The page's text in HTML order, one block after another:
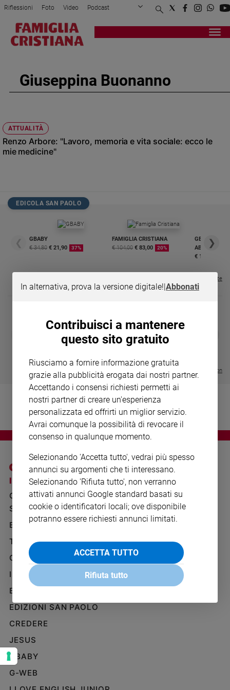
Attualità
Politica
Mondo
e
giustizia
Sport
Papa
Chiesa
spiritualità
Società
e
Ambiente
e
Aziende
di
Caso
della
settimana
Diversità
e
Costume
Cultura
e
spettacoli
Riflessioni Foto Video Podcast
Privacy Policy Chi siamo
Registrati Redazione
Giuseppina Buonanno
ATTUALITÀ
Renzo Arbore: "Lavoro, memoria e vita sociale: ecco le
mie medicine"
EDICOLA SAN PAOLO
❮
GBABY
€ 34,80 € 21,90 37%
FAMIGLIA CRISTIANA
€ 104,00 € 83,00 20%
GBABY
€ 16,99
❯
Visualizza tutte le riviste
LE GRANDI BASILICHE ITALIANE
- VOL DA 1 AL 5
DIARIO G 2026-27
€ 8,90
- € 8,90
Visualizza tutte le collection
I SITI SAN PAOLO
GRUPPO EDITORIALE
SAN PAOLO
BENESSERE
TELENOVA
GAZZETTA D'ALBA
IL GIORNALINO
EDICOLA SAN PAOLO
EDIZIONI SAN PAOLO
CREDERE
JESUS
GBABY
G-WEB
NOTE LEGALI
PRIVACY POLICY
INFORMATIVA
WHISTLEBLOWING
In alternativa, prova la versione digitale!|Abbonati
Contribuisci a mantenere
questo sito gratuito
Riusciamo a fornire informazione gratuita
grazie alla pubblicità erogata dai nostri partner.
Accettando i consensi richiesti permetti ai
nostri partner di creare un'esperienza
personalizzata ed offrirti un miglior servizio.
Avrai comunque la possibilità di revocare il
consenso in qualunque momento.
Selezionando 'Accetta tutto', vedrai più spesso
annunci su argomenti che ti interessano.
Selezionando 'Rifiuta tutto', non verranno
attivati annunci Google standard basati su
cookie o identificatori locali; ove disponibile
potranno essere richiesti annunci limitati.
ACCETTA TUTTO
Rifiuta tutto